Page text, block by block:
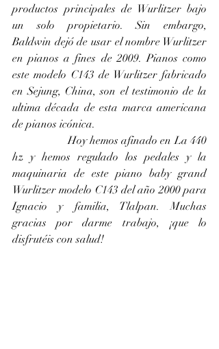
productos principales de Wurlitzer bajo
un solo propietario. Sin embargo,
Baldwin dejó de usar el nombre Wurlitzer
en pianos a fines de 2009. Pianos como
este modelo C143 de Wurlitzer fabricado
en Sejung, China, son el testimonio de la
ultima década de esta marca americana
de pianos icónica.
		Hoy hemos afinado en La 440
hz y hemos regulado los pedales y la
maquinaria de este piano baby grand
Wurlitzer modelo C143 del año 2000 para
Ignacio y familia, Tlalpan. Muchas
gracias por darme trabajo, ¡que lo
disfrutéis con salud!